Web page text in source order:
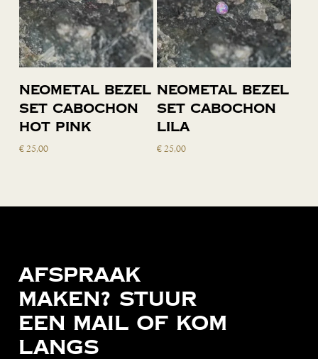
Toevoegen
aan
winkelwagen
Neometal bezel
set cabochon
hot pink
€25,00
Toevoegen
aan
winkelwagen
Neometal bezel
set cabochon
lila
€25,00
Afspraak
maken? Stuur
een mail of kom
langs